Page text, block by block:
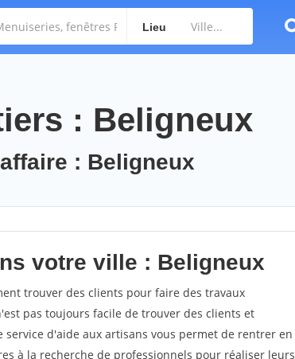
Lieu
: Beligneux
: Beligneux
votre ville : Beligneux
trouver des clients pour faire des travaux
pas toujours facile de trouver des clients et
d'aide aux artisans vous permet de rentrer en
à la recherche de professionnels pour réaliser leurs